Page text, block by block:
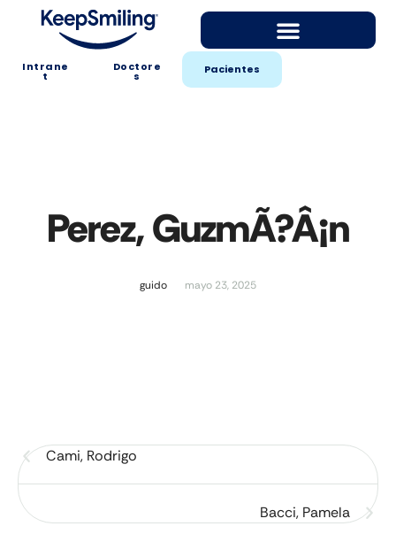
Intrane
t
Doctore
s Pacientes
Perez, GuzmÃ?Â¡n
guido mayo 23, 2025
Cami, Rodrigo
Bacci, Pamela